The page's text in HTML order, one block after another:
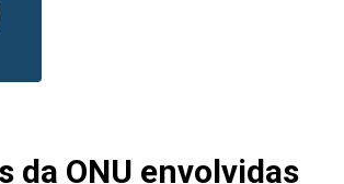
da ONU envolvidas